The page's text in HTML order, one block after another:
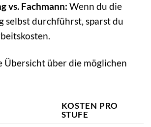
vs. Fachmann: Wenn du die
selbst durchführst, sparst du
Übersicht über die möglichen
KOSTEN PRO
STUFE